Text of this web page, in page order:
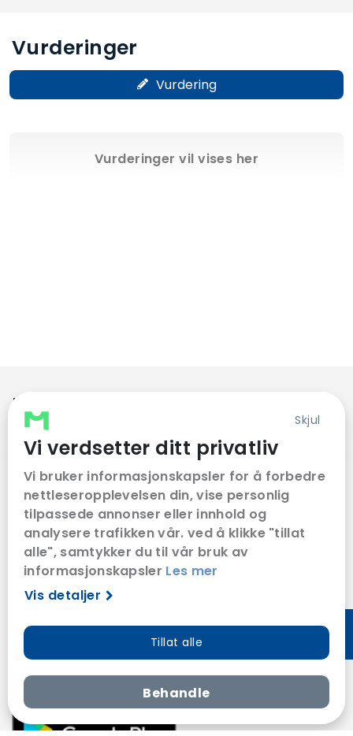
Skjul
Vi verdsetter ditt privatliv
Vi bruker informasjonskapsler for å forbedre
nettleseropplevelsen din, vise personlig
tilpassede annonser eller innhold og
analysere trafikken vår. ved å klikke "tillat
alle", samtykker du til vår bruk av
informasjonskapsler Les mer
Vis detaljer
Tillat alle
Behandle
Vurderinger
Vurdering
Vurderinger vil vises her
KONTAKT
KUNDESERVICE
FØLG OSS
VÅRE SAMARBEIDSPARTNERE